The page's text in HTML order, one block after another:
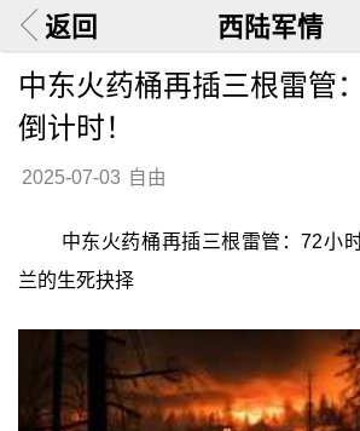
返回 西陆军情
中东火药桶再插三根雷管
倒计时！
2025-07-03 自由
中东火药桶再插三根雷管：72小
兰的生死抉择